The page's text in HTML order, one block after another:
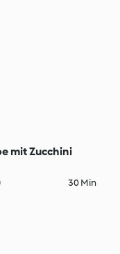
mit Zucchini
30 Min